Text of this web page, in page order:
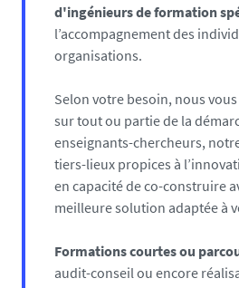
d'ingénieurs de formation
l’accompagnement des
organisations.
Selon votre besoin, nous
sur tout ou partie de la
enseignants-chercheurs,
tiers-lieux propices à
en capacité de co-construire
meilleure solution adaptée à
Formations courtes ou
audit-conseil ou encore